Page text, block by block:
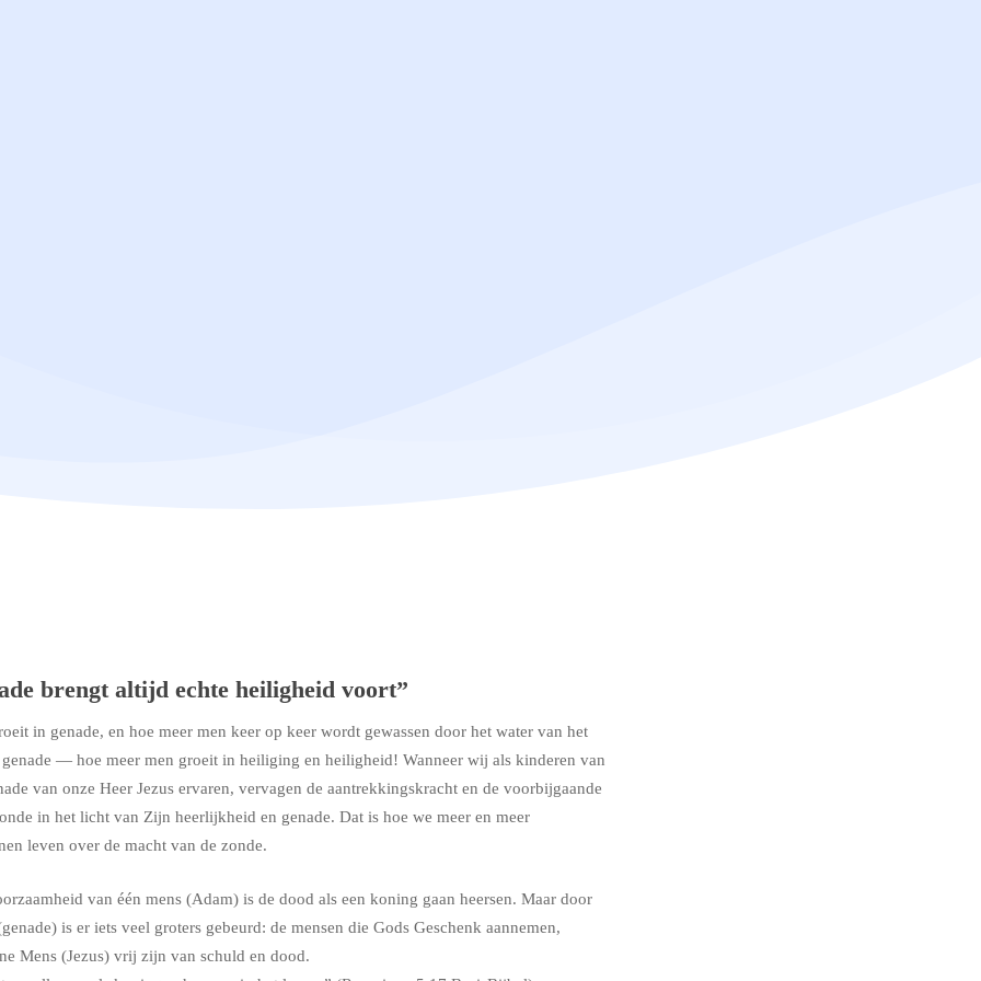
brengt altijd echte heiligheid voort”
in genade, en hoe meer men keer op keer wordt gewassen door het water van het
— hoe meer men groeit in heiliging en heiligheid! Wanneer wij als kinderen van
van onze Heer Jezus ervaren, vervagen de aantrekkingskracht en de voorbijgaande
in het licht van Zijn heerlijkheid en genade. Dat is hoe we meer en meer
leven over de macht van de zonde.
van één mens (Adam) is de dood als een koning gaan heersen. Maar door
is er iets veel groters gebeurd: de mensen die Gods Geschenk aannemen,
Mens (Jezus) vrij zijn van schuld en dood.